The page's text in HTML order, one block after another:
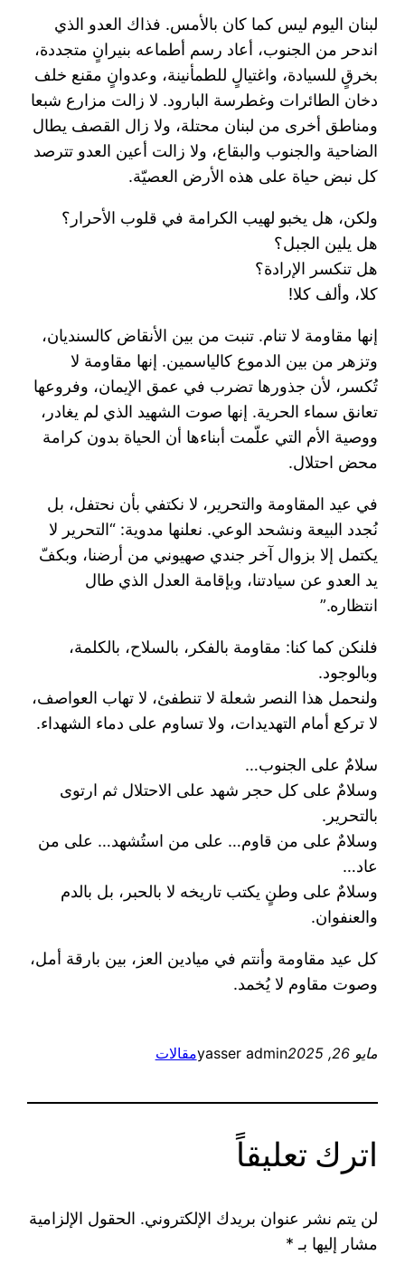
لبنان اليوم ليس كما كان بالأمس. فذاك العدو الذي
اندحر من الجنوب، أعاد رسم أطماعه بنيرانٍ متجددة،
بخرقٍ للسيادة، واغتيالٍ للطمأنينة، وعدوانٍ مقنع خلف
دخان الطائرات وغطرسة البارود. لا زالت مزارع شبعا
ومناطق أخرى من لبنان محتلة، ولا زال القصف يطال
الضاحية والجنوب والبقاع، ولا زالت أعين العدو تترصد
كل نبض حياة على هذه الأرض العصيّة.
ولكن، هل يخبو لهيب الكرامة في قلوب الأحرار؟
هل يلين الجبل؟
هل تنكسر الإرادة؟
كلا، وألف كلا!
إنها مقاومة لا تنام. تنبت من بين الأنقاض كالسنديان،
وتزهر من بين الدموع كالياسمين. إنها مقاومة لا
تُكسر، لأن جذورها تضرب في عمق الإيمان، وفروعها
تعانق سماء الحرية. إنها صوت الشهيد الذي لم يغادر،
ووصية الأم التي علّمت أبناءها أن الحياة بدون كرامة
محض احتلال.
في عيد المقاومة والتحرير، لا نكتفي بأن نحتفل، بل
نُجدد البيعة ونشحد الوعي. نعلنها مدوية: “التحرير لا
يكتمل إلا بزوال آخر جندي صهيوني من أرضنا، وبكفّ
يد العدو عن سيادتنا، وبإقامة العدل الذي طال
انتظاره.”
فلنكن كما كنا: مقاومة بالفكر، بالسلاح، بالكلمة،
وبالوجود.
ولنحمل هذا النصر شعلة لا تنطفئ، لا تهاب العواصف،
لا تركع أمام التهديدات، ولا تساوم على دماء الشهداء.
سلامٌ على الجنوب…
وسلامٌ على كل حجر شهد على الاحتلال ثم ارتوى
بالتحرير.
وسلامٌ على من قاوم… على من استُشهد… على من
عاد…
وسلامٌ على وطنٍ يكتب تاريخه لا بالحبر، بل بالدم
والعنفوان.
كل عيد مقاومة وأنتم في ميادين العز، بين بارقة أمل،
وصوت مقاوم لا يُخمد.
مايو 26, 2025 yasser adminمقالات
اترك تعليقاً
لن يتم نشر عنوان بريدك الإلكتروني. الحقول الإلزامية
مشار إليها بـ *